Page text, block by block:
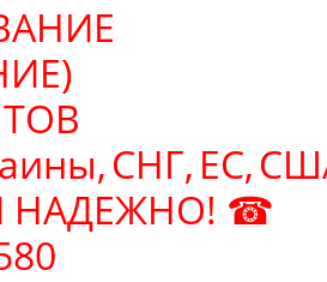
СНГ, ЕС,
НАДЕЖНО! ☎